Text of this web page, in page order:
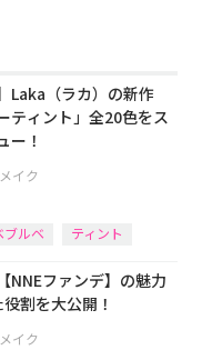
Laka（ラカ）の新作
ティント」全20色をス
ー！
イク
ブルベ ティント
NNEファンデ】の魅力
割を大公開！
イク